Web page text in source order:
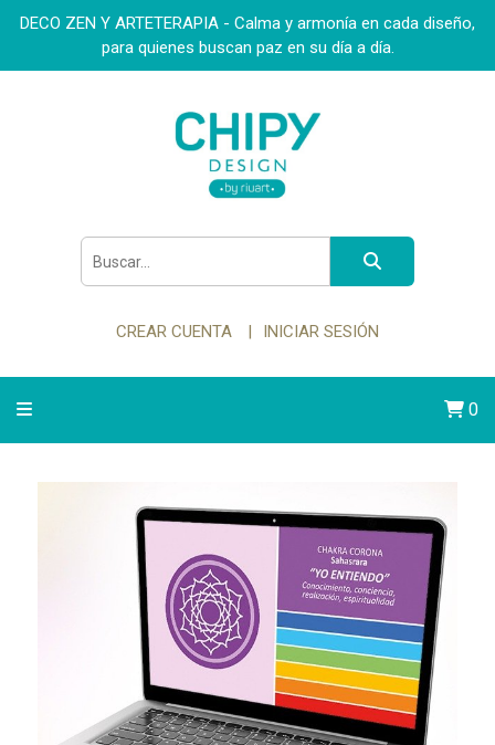
DECO ZEN Y ARTETERAPIA - Calma y armonía en cada diseño,
para quienes buscan paz en su día a día.
CREAR CUENTA INICIAR SESIÓN
0